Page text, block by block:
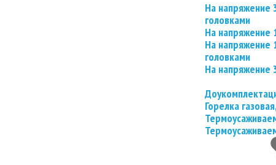
На напряжение
головками
На напряжение
На напряжение
головками
На напряжение
Горелка